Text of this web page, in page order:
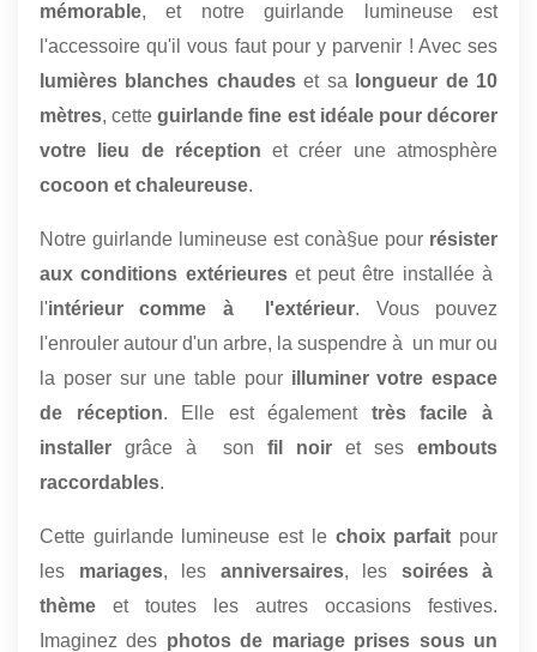
mémorable, et notre guirlande lumineuse est
l'accessoire qu'il vous faut pour y parvenir ! Avec ses
lumières blanches chaudeset sa longueur de 10
mètres, cetteguirlande fine est idéale pour décorer
votre lieu de réception et créer une atmosphère
cocoon et chaleureuse.
Notre guirlande lumineuse est conà§ue pour résister
aux conditions extérieureset peut être installée à
l'intérieur comme à l'extérieur. Vous pouvez
l'enrouler autour d'un arbre, la suspendre à un mur ou
la poser sur une table pour illuminer votre espace
de réception. Elle est également très facile à
installer grâce à son fil noir et ses embouts
raccordables.
Cette guirlande lumineuse est le choix parfait pour
les mariages, les anniversaires, les soirées à
thème et toutes les autres occasions festives.
Imaginez des photos de mariage prises sous un